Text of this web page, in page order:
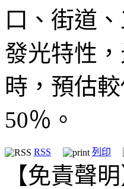
口、街道
發光特性
時，預估
50％。
RSS 列印
【免責聲明